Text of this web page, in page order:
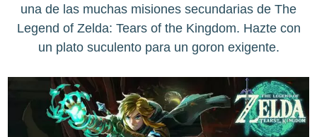
una de las muchas misiones secundarias de The
Legend of Zelda: Tears of the Kingdom. Hazte con
un plato suculento para un goron exigente.